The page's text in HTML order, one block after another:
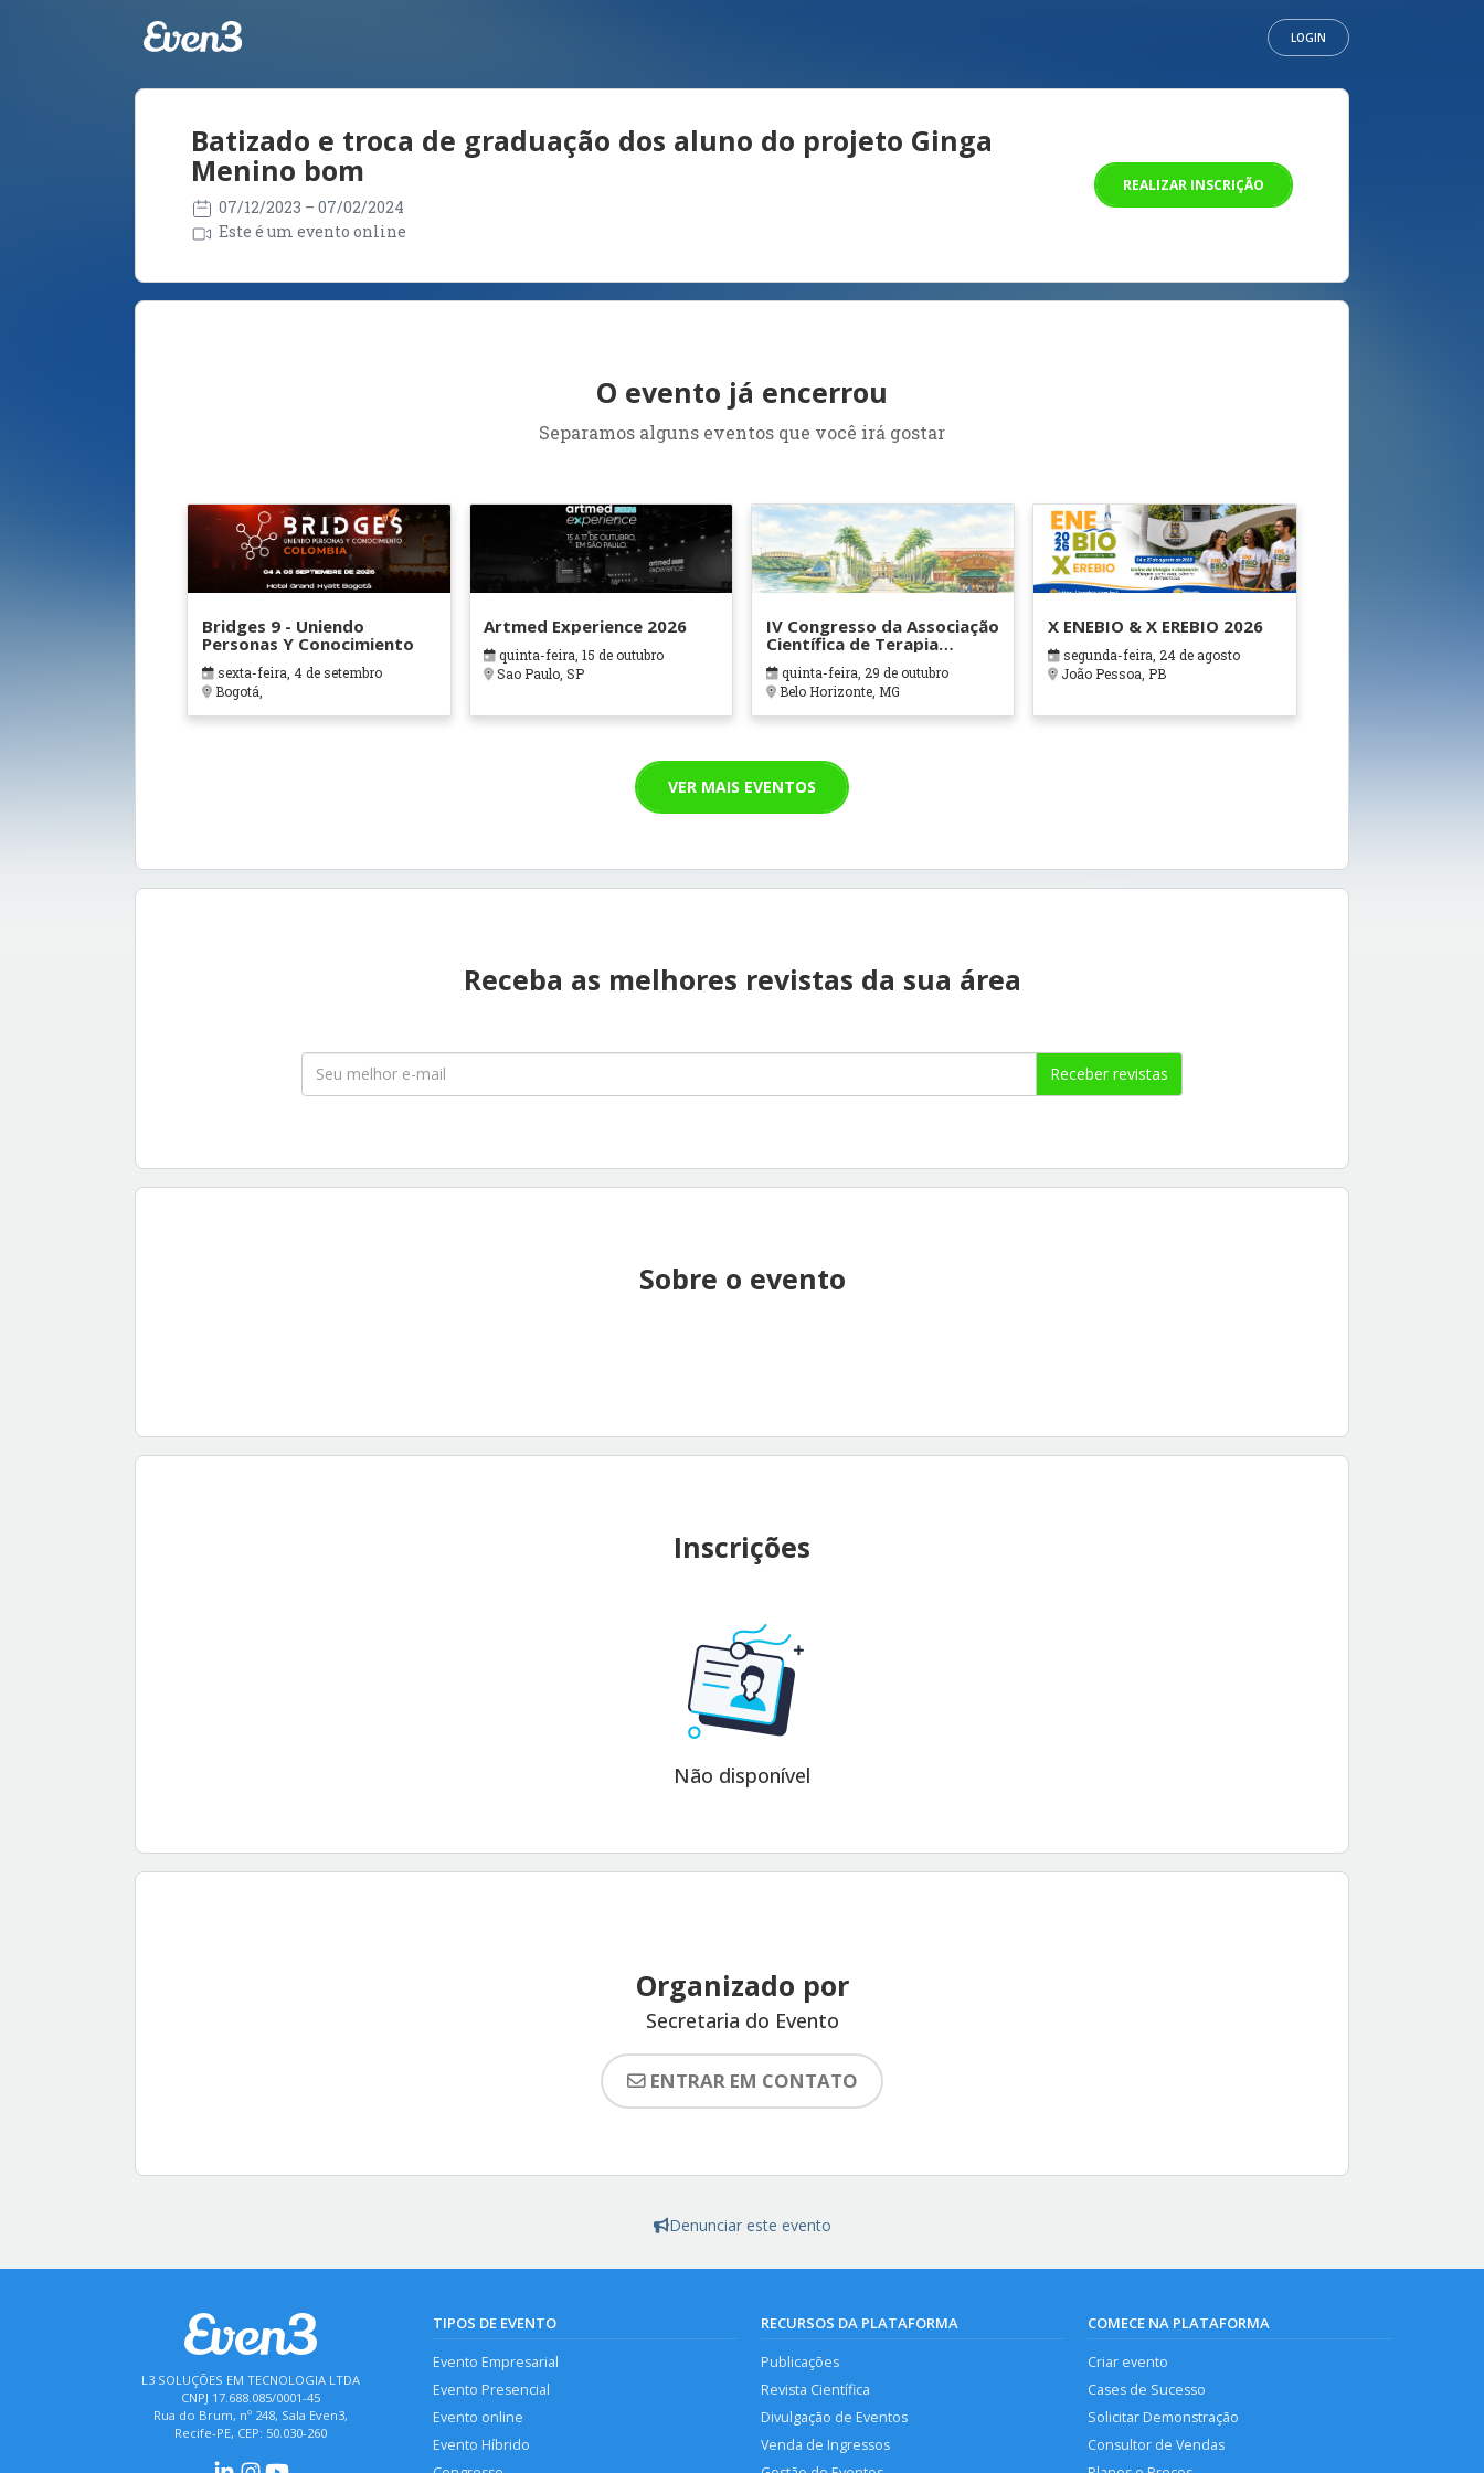
LOGIN
Batizado e troca de graduação dos aluno do projeto Ginga
Menino bom
07/12/2023 – 07/02/2024
Este é um evento online
REALIZAR INSCRIÇÃO
O evento já encerrou
Separamos alguns eventos que você irá gostar
Bridges 9 - Uniendo
Personas Y Conocimiento
sexta-feira, 4 de setembro
Bogotá,
Artmed Experience 2026
quinta-feira, 15 de outubro
Sao Paulo, SP
IV Congresso da Associação
Científica de Terapia
Ocupacional em Contextos
Hospitalares e Cuidados
Paliativos - ATOHOSP
quinta-feira, 29 de outubro
Belo Horizonte, MG
X ENEBIO & X EREBIO 2026
segunda-feira, 24 de agosto
João Pessoa, PB
VER MAIS EVENTOS
Receba as melhores revistas da sua área
Receber revistas
Sobre o evento
Inscrições
Não disponível
Organizado por
Secretaria do Evento
ENTRAR EM CONTATO
Denunciar este evento
L3 SOLUÇÕES EM TECNOLOGIA LTDA
CNPJ 17.688.085/0001-45
Rua do Brum, nº 248, Sala Even3,
Recife-PE, CEP: 50.030-260
TIPOS DE EVENTO
Evento Empresarial
Evento Presencial
Evento online
Evento Híbrido
RECURSOS DA PLATAFORMA
Publicações
Revista Científica
Divulgação de Eventos
Venda de Ingressos
COMECE NA PLATAFORMA
Criar evento
Cases de Sucesso
Solicitar Demonstração
Consultor de Vendas